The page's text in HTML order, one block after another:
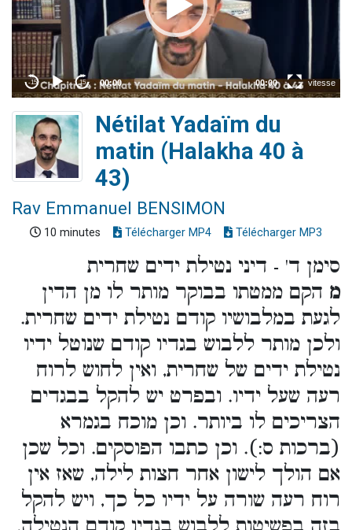
Nétilat Yadaïm du
matin (Halakha 40 à
43)
Rav Emmanuel BENSIMON
10 minutes Télécharger MP4 Télécharger MP3
סימן ד' - דיני נטילת ידים שחרית
מ הקם ממטתו בבוקר מותר לו מן הדין
לגעת במלבושיו קודם נטילת ידים שחרית.
ולכן מותר ללבוש בגדיו קודם שנוטל ידיו
נטילת ידים של שחרית, ואין לחוש לרוח
רעה שעל ידיו. ובפרט יש להקל בבגדים
הצריכים לו ביותר. וכן מוכח בגמרא
(ברכות ס:). וכן כתבו הפוסקים. וכל שכן
אם הולך לישון אחר חצות לילה, שאז אין
רוח רעה שורה על ידיו כל כך, ויש להקל